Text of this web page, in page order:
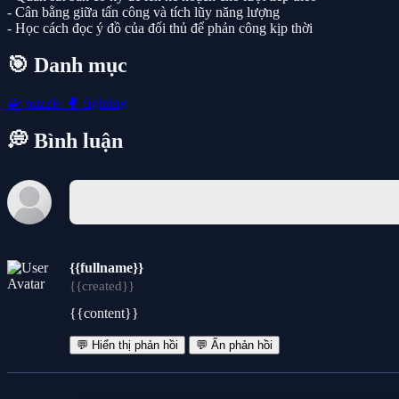
- Cân bằng giữa tấn công và tích lũy năng lượng
- Học cách đọc ý đồ của đối thủ để phản công kịp thời
🎯 Danh mục
🧩 puzzle 🥊 fighting
💭 Bình luận
{{fullname}}
{{created}}
{{content}}
💬 Hiển thị phản hồi 💬 Ẩn phản hồi